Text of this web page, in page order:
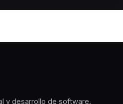
y desarrollo de software.